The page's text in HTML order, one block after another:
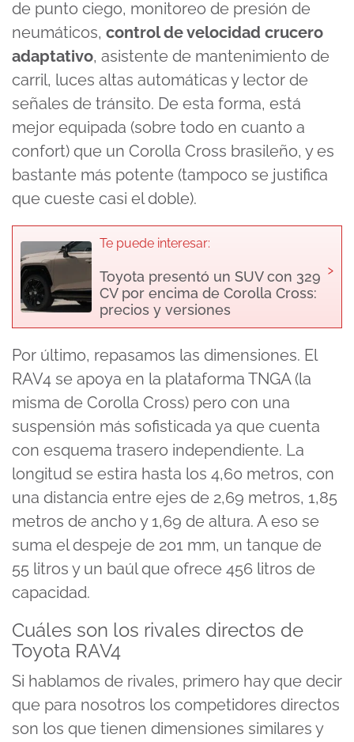
de punto ciego, monitoreo de presión de
neumáticos, control de velocidad crucero
adaptativo, asistente de mantenimiento de
carril, luces altas automáticas y lector de
señales de tránsito. De esta forma, está
mejor equipada (sobre todo en cuanto a
confort) que un Corolla Cross brasileño, y es
bastante más potente (tampoco se justifica
que cueste casi el doble).
Te puede interesar:
Toyota presentó un SUV con 329
CV por encima de Corolla Cross:
precios y versiones
›
Por último, repasamos las dimensiones. El
RAV4 se apoya en la plataforma TNGA (la
misma de Corolla Cross) pero con una
suspensión más sofisticada ya que cuenta
con esquema trasero independiente. La
longitud se estira hasta los 4,60 metros, con
una distancia entre ejes de 2,69 metros, 1,85
metros de ancho y 1,69 de altura. A eso se
suma el despeje de 201 mm, un tanque de
55 litros y un baúl que ofrece 456 litros de
capacidad.
Cuáles son los rivales directos de
Toyota RAV4
Si hablamos de rivales, primero hay que decir
que para nosotros los competidores directos
son los que tienen dimensiones similares y